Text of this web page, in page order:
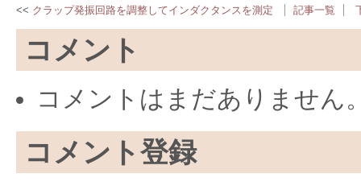
クラップ発振回路を調整してインダクタンスを測定 記事一覧
コメント
コメントはまだありません
コメント登録